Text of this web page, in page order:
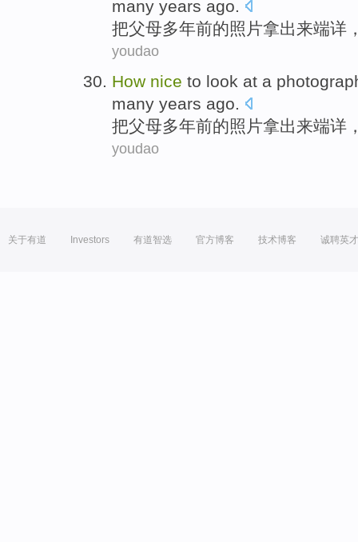
many years ago.
把父母多年前的照片拿出来端详
youdao
How nice to look at a
many years ago.
把父母多年前的照片拿出来端详
youdao
关于有道 Investors 有道智选 官方博客 技术博客 诚聘英才